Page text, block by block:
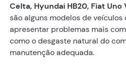
Celta, Hyundai HB20, Fiat
são alguns modelos de veículos
apresentar problemas mais
como o desgaste natural do
manutenção adequada.